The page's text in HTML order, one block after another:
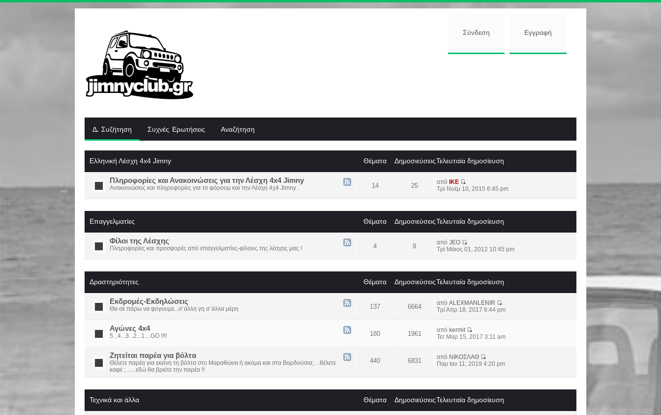
Σύνδεση Εγγραφή
Δ. Συζήτηση Συχνές Ερωτήσεις Αναζήτηση
Ελληνική Λέσχη 4x4 Jimny Θέματα ΔημοσιεύσειςΤελευταία δημοσίευση
Πληροφορίες και Ανακοινώσεις για την Λέσχη 4x4 Jimny
Ανακοινώσεις και πληροφορίες για το φόρουμ και την Λέσχη 4χ4 Jimny . 14 25 από
IKE
Τρί Νοέμ 10, 2015 6:45 pm
Επαγγελματίες Θέματα ΔημοσιεύσειςΤελευταία δημοσίευση
Φίλοι της Λέσχης
Πληροφορίες και προσφορές από επαγγελματίες-φίλους της λέσχης μας ! 4 9 απόJEO
Τρί Μάιος 01, 2012 10:45 pm
Δραστηριότητες Θέματα ΔημοσιεύσειςΤελευταία δημοσίευση
Εκδρομές-Εκδηλώσεις
Θα σε πάρω να φύγουμε...σ΄άλλη γη σ΄άλλα μέρη 137 6664 απόALEXMANLENIR
Τρί Απρ 18, 2017 6:44 pm
Αγώνες 4x4
5...4...3...2...1....GO !!!! 180 1961 από kermit
Τετ Μαρ 15, 2017 3:11 am
Ζητείται παρέα για βόλτα
Θέλετε παρέα για εκείνη τη βόλτα στο Μαραθώνα ή ακόμα και στα Βαρδούσια; ...θέλετε
καφέ ; ......εδώ θα βρείτε την παρέα !!
440 6831 από ΝΙΚΟΣΛΑΘ
Παρ Ιαν 11, 2019 4:20 pm
Τεχνικά και άλλα Θέματα ΔημοσιεύσειςΤελευταία δημοσίευση